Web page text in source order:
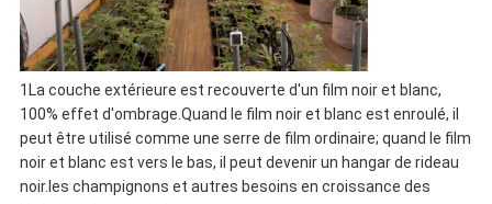
1La couche extérieure est recouverte d'un film noir et blanc,
100% effet d'ombrage.Quand le film noir et blanc est enroulé, il
peut être utilisé comme une serre de film ordinaire; quand le film
noir et blanc est vers le bas, il peut devenir un hangar de rideau
noir.les champignons et autres besoins en croissance des